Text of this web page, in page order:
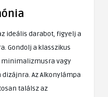
ideális darabot, figyelj a
Gondolj a klasszikus
vagy
Az Alkonylámpa
találsz az